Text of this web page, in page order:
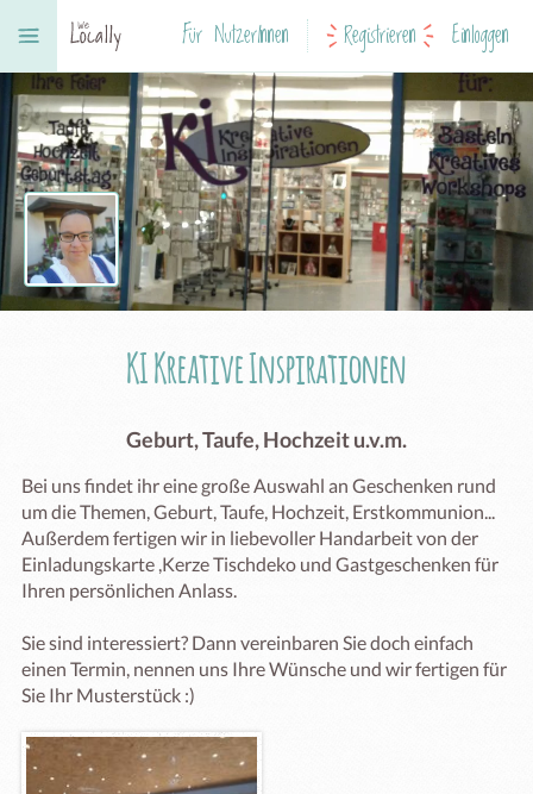
Für NutzerInnen Registrieren Einloggen
KI Kreative Inspirationen
Geburt, Taufe, Hochzeit u.v.m.
Bei uns findet ihr eine große Auswahl an Geschenken rund
um die Themen, Geburt, Taufe, Hochzeit, Erstkommunion...
Außerdem fertigen wir in liebevoller Handarbeit von der
Einladungskarte ,Kerze Tischdeko und Gastgeschenken für
Ihren persönlichen Anlass.
Sie sind interessiert? Dann vereinbaren Sie doch einfach
einen Termin, nennen uns Ihre Wünsche und wir fertigen für
Sie Ihr Musterstück :)